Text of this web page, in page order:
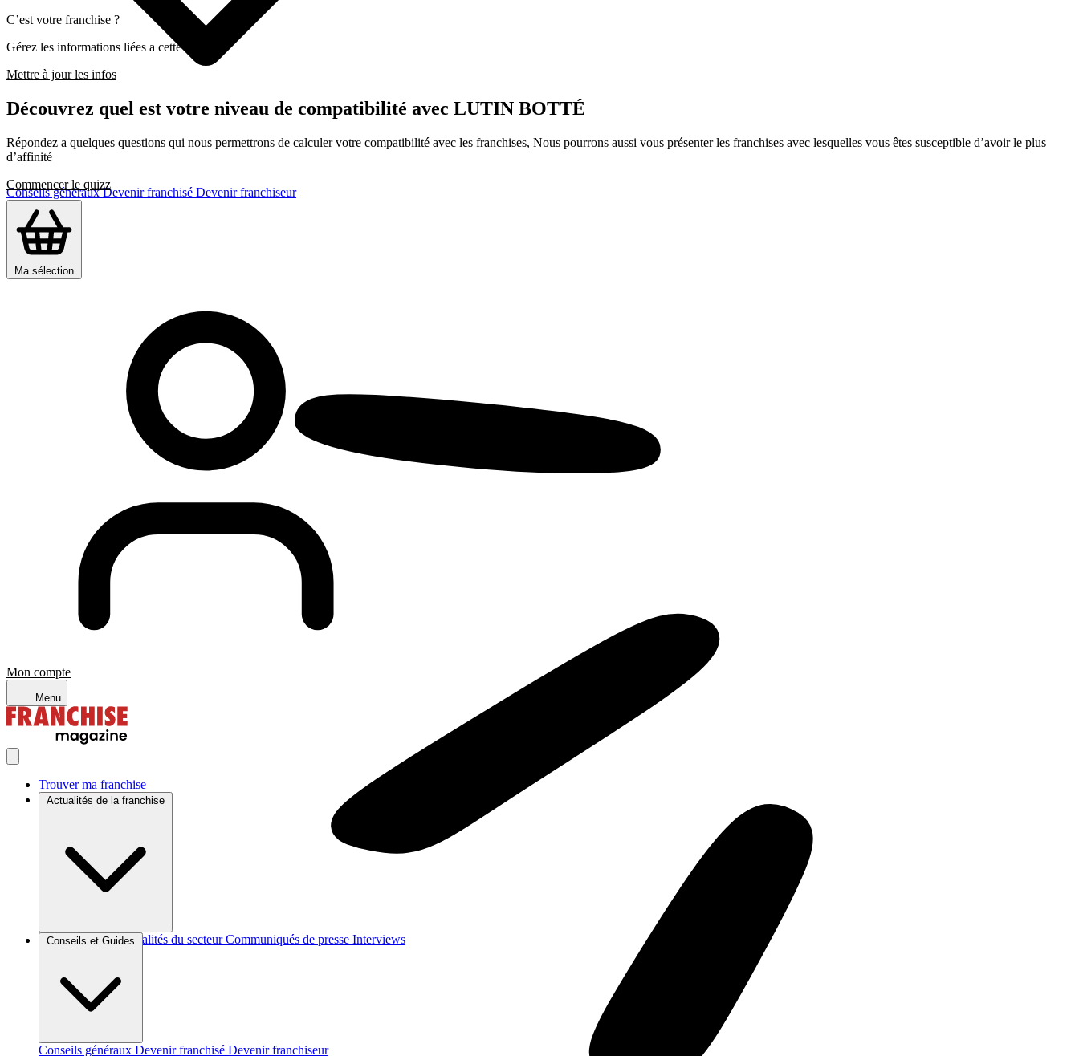
Conseils générauxDevenir franchisé Devenir franchiseur
Ma sélection
Mon compte
Menu
Trouver ma franchise
Actualités de la franchise
Brèves et actus Actualités du secteur Communiqués de presse Interviews
Conseils et Guides
Conseils généraux Devenir franchisé Devenir franchiseur
C’est votre franchise ?
Gérez les informations liées a cette franchise
Mettre à jour les infos
Découvrez quel est votre niveau de compatibilité avec LUTIN BOTTÉ
Répondez a quelques questions qui nous permettrons de calculer votre compatibilité avec les franchises, Nous pourrons aussi vous présenter les franchises avec lesquelles vous êtes susceptible d’avoir le plus
d’affinité
Commencer le quizz